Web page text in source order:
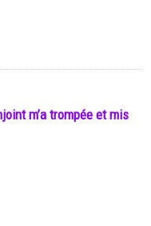
m’a trompée et mis